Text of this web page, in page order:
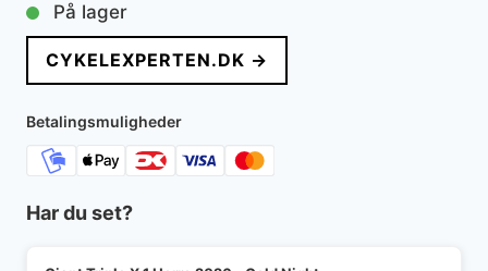
På lager
CYKELEXPERTEN.DK →
Betalingsmuligheder
Har du set?